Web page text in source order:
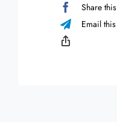
Share this
Email this